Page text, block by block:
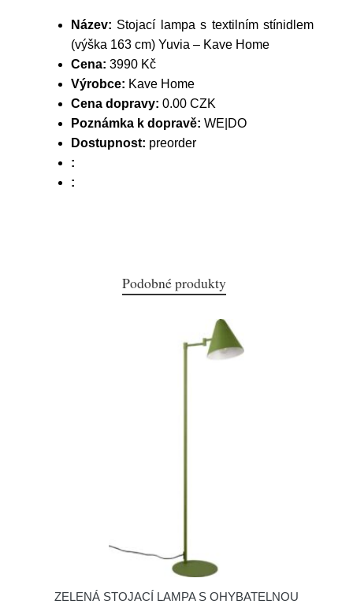
Název: Stojací lampa s textilním stínidlem
(výška 163 cm) Yuvia – Kave Home
Cena: 3990 Kč
Výrobce: Kave Home
Cena dopravy: 0.00 CZK
Poznámka k dopravě: WE|DO
Dostupnost: preorder
:
:
Podobné produkty
ZELENÁ STOJACÍ LAMPA S OHYBATELNOU